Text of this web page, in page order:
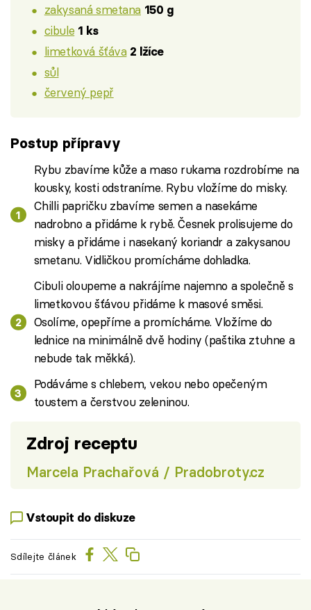
zakysaná smetana 150 g
cibule 1 ks
limetková šťáva 2 lžíce
sůl
červený pepř
Postup přípravy
Rybu zbavíme kůže a maso rukama rozdrobíme na
kousky, kosti odstraníme. Rybu vložíme do misky.
Chilli papričku zbavíme semen a nasekáme
nadrobno a přidáme k rybě. Česnek prolisujeme do
misky a přidáme i nasekaný koriandr a zakysanou
smetanu. Vidličkou promícháme dohladka.
Cibuli oloupeme a nakrájíme najemno a společně s
limetkovou šťávou přidáme k masové směsi.
Osolíme, opepříme a promícháme. Vložíme do
lednice na minimálně dvě hodiny (paštika ztuhne a
nebude tak měkká).
Podáváme s chlebem, vekou nebo opečeným
toustem a čerstvou zeleninou.
Zdroj receptu
Marcela Prachařová / Pradobroty.cz
Vstoupit do diskuze
Sdílejte článek